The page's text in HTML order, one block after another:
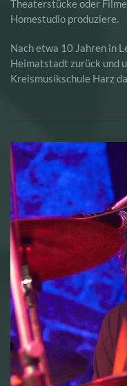
Theaterstücke oder
Homestudio produziere.
Nach etwa 10 Jahren in
Heimatstadt zurück und
Kreismusikschule Harz